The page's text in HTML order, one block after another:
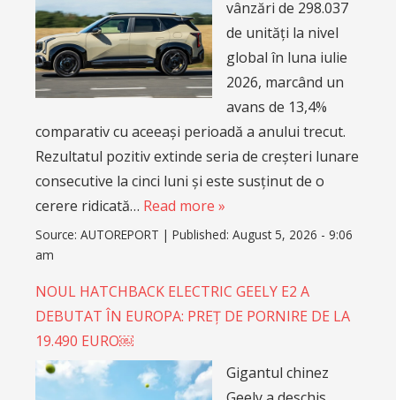
vânzări de 298.037
de unități la nivel
global în luna iulie
2026, marcând un
avans de 13,4%
comparativ cu aceeași perioadă a anului trecut.
Rezultatul pozitiv extinde seria de creșteri lunare
consecutive la cinci luni și este susținut de o
cerere ridicată… Read more »
Source: AUTOREPORT | Published: August 5, 2026 - 9:06
am
NOUL HATCHBACK ELECTRIC GEELY E2 A
DEBUTAT ÎN EUROPA: PREȚ DE PORNIRE DE LA
19.490 EURO￼
Gigantul chinez